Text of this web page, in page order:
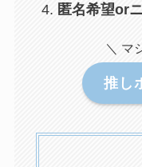
匿名希望or
＼ マ
推し